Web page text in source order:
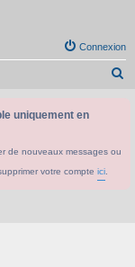
Connexion
uniquement en
de nouveaux messages ou
votre compte ici